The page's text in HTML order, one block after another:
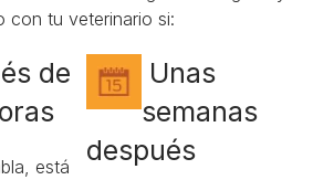
con tu veterinario si:
de
está
Unas
semanas
después